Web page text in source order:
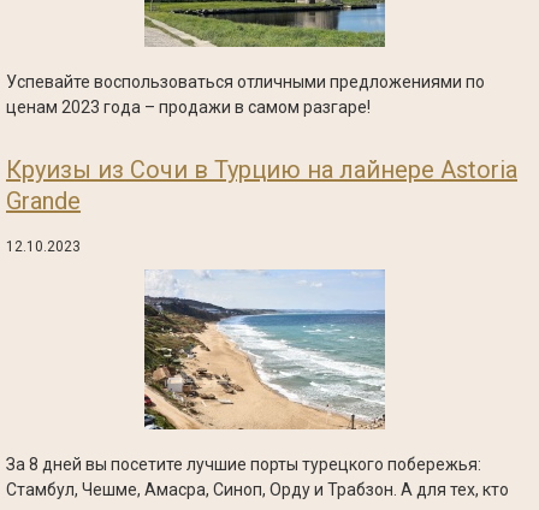
Успевайте воспользоваться отличными предложениями по
ценам 2023 года – продажи в самом разгаре!
Круизы из Сочи в Турцию на лайнере Astoria
Grande
12.10.2023
За 8 дней вы посетите лучшие порты турецкого побережья:
Стамбул, Чешме, Амасра, Синоп, Орду и Трабзон. А для тех, кто